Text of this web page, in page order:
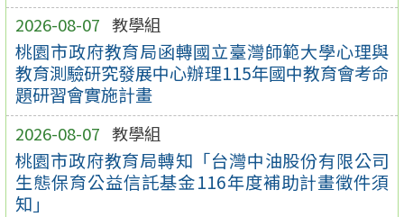
2026-08-07 教學組
桃園市政府教育局函轉國立臺灣師範大學心理與
教育測驗研究發展中心辦理115年國中教育會考命
題研習會實施計畫
2026-08-07 教學組
桃園市政府教育局轉知「台灣中油股份有限公司
生態保育公益信託基金116年度補助計畫徵件須
知」